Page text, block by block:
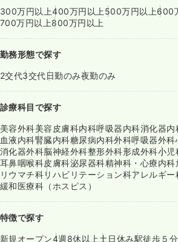
300万円以上400万円以上 500万円以上600
700万円以上800万円以上
勤務形態で探す
2交代3交代日勤のみ夜勤のみ
診療科目で探す
美容外科美容皮膚科内科呼吸器内科消化器内
血液内科腎臓内科糖尿病内科外科呼吸器外科
消化器外科脳神経外科整形外科形成外科小児
耳鼻咽喉科皮膚科泌尿器科精神科・心療内科
リウマチ科リハビリテーション科アレルギー
緩和医療科（ホスピス）
特徴で探す
新規オープン4週8休以上 土日休み駅徒歩５